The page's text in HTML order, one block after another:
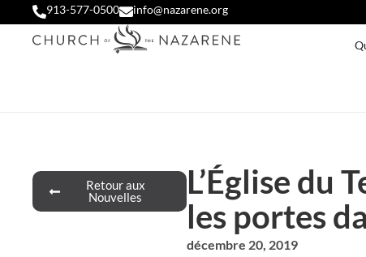
913-577-0500 info@nazarene.org
Retour aux
Nouvelles
L’Église du
les portes
décembre 20, 2019